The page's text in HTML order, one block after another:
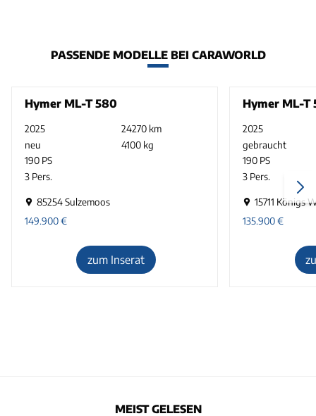
PASSENDE MODELLE BEI CARAWORLD
Hymer ML-T 580
2025
24270 km
neu
4100 kg
190 PS
3 Pers.
85254 Sulzemoos
149.900€
zum Inserat
Hymer ML-T
2025
gebraucht
190 PS
3 Pers.
15711 Königs
135.900€
MEIST GELESEN